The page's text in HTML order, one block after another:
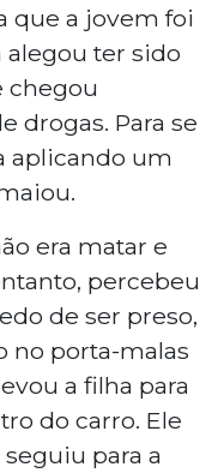
que a jovem foi
alegou ter sido
chegou
drogas. Para se
aplicando um
era matar e
percebeu
de ser preso,
no porta-malas
a filha para
do carro. Ele
para a